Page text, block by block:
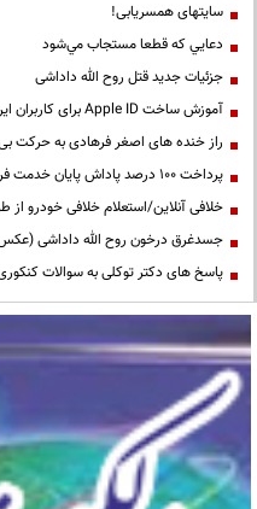
سایتهای همسریابی!
دعايي كه قطعا مستجاب مي‌شود
جزئیات جدید قتل روح الله داداشی
آموزش ساخت Apple ID برای کاربران ایرانی
راز خنده های اصغر فرهادی به حرکت
پرداخت ۱۰۰ درصد پاداش پایان خدمت فرهنگیان
خلافی آنلاین/استعلام خلافی خودرو از
جسدغرق درخون روح الله داداشی
پاسخ های دکتر توکلی به سوالات